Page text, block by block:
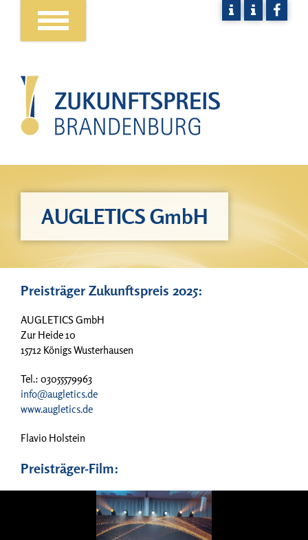
AUGLETICS GmbH
Preisträger Zukunftspreis 2025:
AUGLETICS GmbH
Zur Heide 10
15712 Königs Wusterhausen
Tel.: 03055579963
info@augletics.de
www.augletics.de
Flavio Holstein
Preisträger-Film: